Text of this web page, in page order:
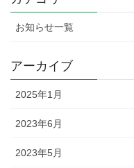
お知らせ一覧
アーカイブ
2025年1月
2023年6月
2023年5月